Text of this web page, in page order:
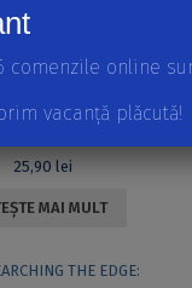
ÎN COȘ
25,90lei
MAI MULT
comenzile online
vacanță plăcută!